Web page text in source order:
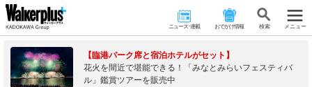
ニュース･連載 おでかけ情報 検 索 メニュー
【臨港パーク席と宿泊ホテルがセット】
花火を間近で堪能できる！「みなとみらいフェスティバ
ル」鑑賞ツアーを販売中